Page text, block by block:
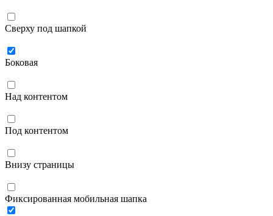
Сверху под шапкой
Боковая
Над контентом
Под контентом
Внизу страницы
Фиксированная мобильная шапка